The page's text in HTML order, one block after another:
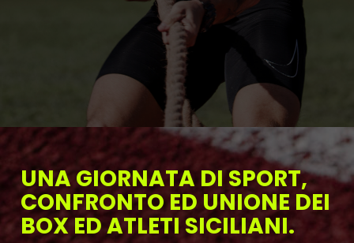
UNA GIORNATA DI SPORT,
CONFRONTO ED UNIONE DEI
BOX ED ATLETI SICILIANI.